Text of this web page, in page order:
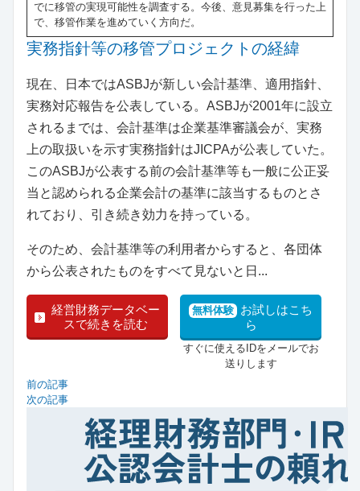
でに移管の実現可能性を調査する。今後、意見募集を行った上
で、移管作業を進めていく方向だ。
実務指針等の移管プロジェクトの経緯
現在、日本ではASBJが新しい会計基準、適用指針、
実務対応報告を公表している。ASBJが2001年に設立
されるまでは、会計基準は企業基準審議会が、実務
上の取扱いを示す実務指針はJICPAが公表していた。
このASBJが公表する前の会計基準等も一般に公正妥
当と認められる企業会計の基準に該当するものとさ
れており、引き続き効力を持っている。
そのため、会計基準等の利用者からすると、各団体
から公表されたものをすべて見ないと日...
経営財務データベー
スで続きを読む
無料体験 お試しはこち
ら
すぐに使えるIDをメールでお
送りします
前の記事
次の記事